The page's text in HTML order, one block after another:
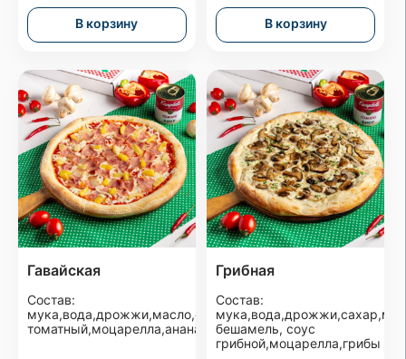
В корзину В корзину
Гавайская
Состав:
мука,вода,дрожжи,масло,сахар,соль,соус
томатный,моцарелла,ананас,ветчина,бекон
Грибная
Состав:
бешамель, соус
грибной,моцарелла,грибы